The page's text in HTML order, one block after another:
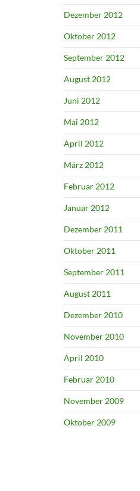
Dezember 2012
Oktober 2012
September 2012
August 2012
Juni 2012
Mai 2012
April 2012
März 2012
Februar 2012
Januar 2012
Dezember 2011
Oktober 2011
September 2011
August 2011
Dezember 2010
November 2010
April 2010
Februar 2010
November 2009
Oktober 2009